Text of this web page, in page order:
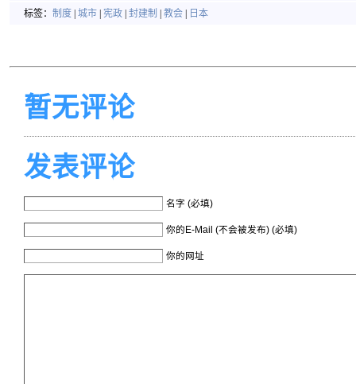
标签： 制度 城市 宪政 封建制 教会 日本
暂无评论
发表评论
名字 (必填)
你的E-Mail (不会被发布) (必填)
你的网址